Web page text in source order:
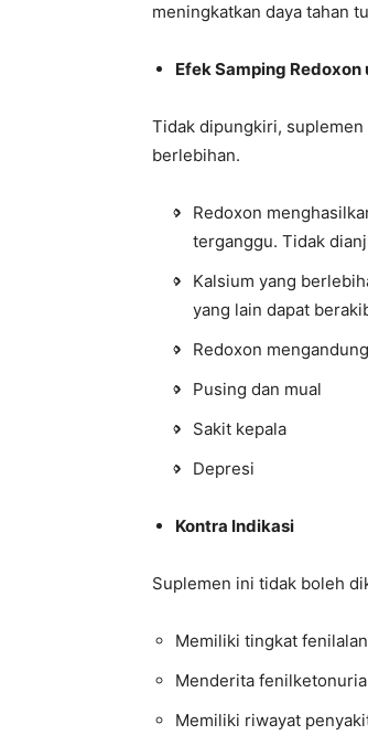
meningkatkan daya tahan
Efek Samping
Tidak dipungkiri,
berlebihan.
Redoxon
terganggu. Tidak
Kalsium yang
yang lain dapat
Redoxon
Pusing dan mual
Sakit kepala
Depresi
Kontra Indikasi
Suplemen ini tidak boleh
Memiliki tingkat
Menderita fenilketonuria
Memiliki riwayat